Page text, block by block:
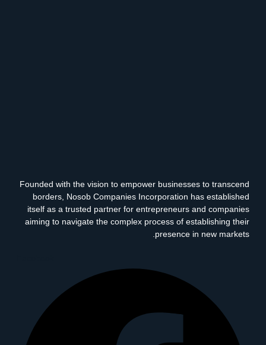
Founded with the vision to empower businesses to transcend
borders, Nosob Companies Incorporation has established
itself as a trusted partner for entrepreneurs and companies
aiming to navigate the complex process of establishing their
presence in new markets.